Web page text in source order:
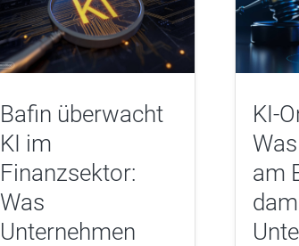
Bafin überwacht
KI im
Finanzsektor:
Was
Unternehmen
KI-
am